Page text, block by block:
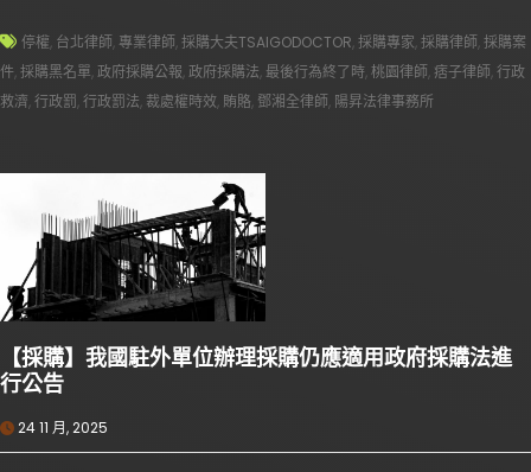
停權, 台北律師, 專業律師,採購大夫TSAIGODOCTOR,採購專家,採購律師,採購案
件,採購黑名單,政府採購公報,政府採購法, 最後行為終了時,桃園律師, 痞子律師,行政
救濟,行政罰,行政罰法, 裁處權時效, 賄賂, 鄧湘全律師, 陽昇法律事務所
【採購】我國駐外單位辦理採購仍應適用政府採購法進
行公告
24 11 月, 2025